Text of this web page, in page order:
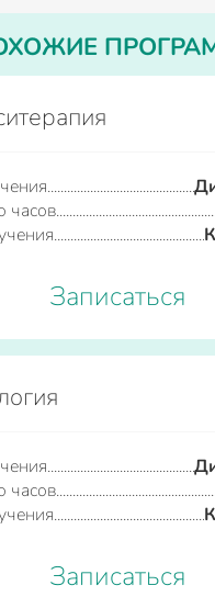
часов
Записаться
часов
Записаться